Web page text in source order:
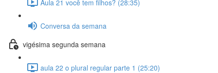
Aula 21 você tem filhos? (28:35)
Conversa da semana
vigésima segunda semana
aula 22 o plural regular parte 1 (25:20)